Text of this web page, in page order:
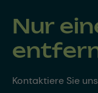
Nur
Kontaktiere Sie